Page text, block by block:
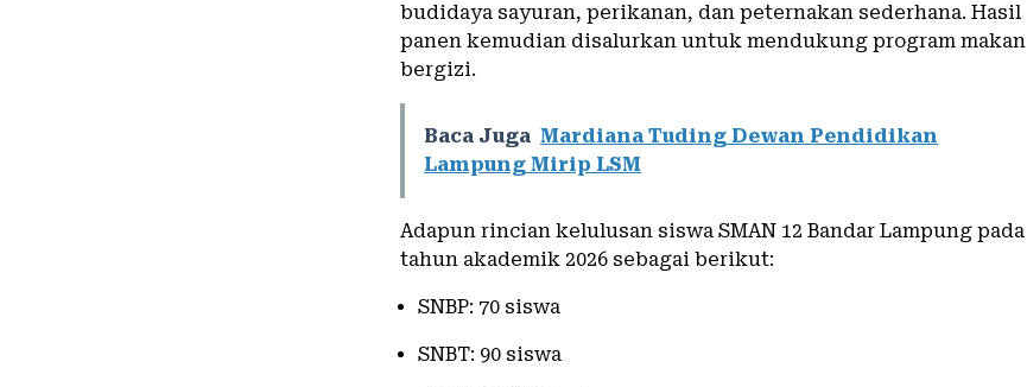
budidaya sayuran, perikanan, dan peternakan sederhana. Hasil
panen kemudian disalurkan untuk mendukung program makan
bergizi.
Baca Juga Mardiana Tuding Dewan Pendidikan
Lampung Mirip LSM
Adapun rincian kelulusan siswa SMAN 12 Bandar Lampung pada
tahun akademik 2026 sebagai berikut:
SNBP: 70 siswa
SNBT: 90 siswa